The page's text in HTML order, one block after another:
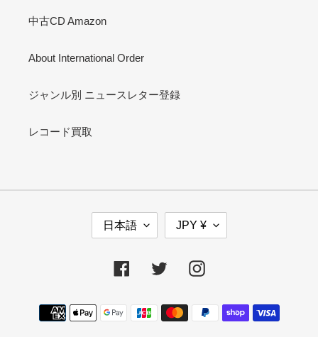
中古CD Amazon
About International Order
ジャンル別 ニュースレター登録
レコード買取
言
語
日本語
通
貨
JPY ¥
FacebookTwitter Instagram
決
済